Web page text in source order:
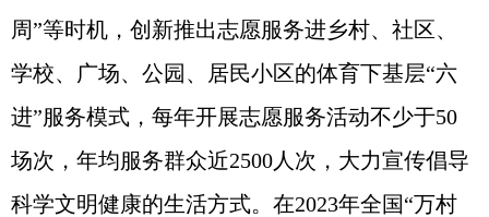
周”等时机，创新推出志愿服务进乡村、社区、
学校、广场、公园、居民小区的体育下基层“六
进”服务模式，每年开展志愿服务活动不少于50
场次，年均服务群众近2500人次，大力宣传倡导
科学文明健康的生活方式。在2023年全国“万村